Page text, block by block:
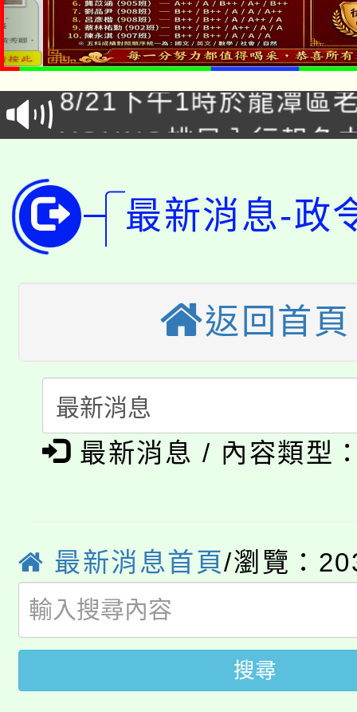
「本色祭」8/29、30在
場熱烈登場!
8/21下午1時於龍潭區
徵才活動。
YOUNG桃局內行報名
開!
115年桃園市運動會8/
田徑場及游泳池舉行。
桃園市低收入戶享有免
半價優惠，詳情可洽有
者。
大園自造教育及科技中
份教師增能研習
大溪自造教育及科技
份教師研習
淨零綠生活教案入校路
會
115年食農教育專業人
程
「本色祭」8/29、30在
局官網。
8月14至27日，桃園電
開!
115年桃園市運動會8/
田徑場及游泳池舉行。
桃園市低收入戶享有免
視費優惠，中低收入戶
大園自造教育及科技中
最新消息-政
返回首頁
最新消息 / 內容類型
最新消息首頁/瀏覽：
搜尋